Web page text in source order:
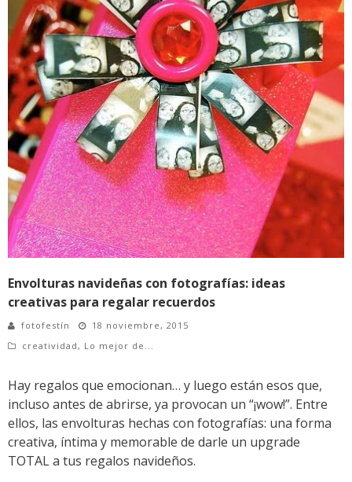
Envolturas navideñas con fotografías: ideas
creativas para regalar recuerdos
fotofestín
18 noviembre, 2015
creatividad , Lo mejor de...
Hay regalos que emocionan… y luego están esos que,
incluso antes de abrirse, ya provocan un “¡wow!”. Entre
ellos, las envolturas hechas con fotografías: una forma
creativa, íntima y memorable de darle un upgrade
TOTAL a tus regalos navideños.